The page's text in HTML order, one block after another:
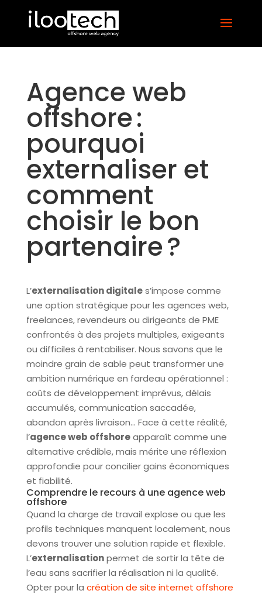
Agence web
offshore :
pourquoi
externaliser et
comment
choisir le bon
partenaire ?
L’externalisation digitales’impose comme
une option stratégique pour les agences web,
freelances, revendeurs ou dirigeants de PME
confrontés à des projets multiples, exigeants
ou difficiles à rentabiliser. Nous savons que le
moindre grain de sable peut transformer une
ambition numérique en fardeau opérationnel :
coûts de développement imprévus, délais
accumulés, communication saccadée,
abandon après livraison… Face à cette réalité,
l’agence web offshoreapparaît comme une
alternative crédible, mais mérite une réflexion
approfondie pour concilier gains économiques
et fiabilité.
Comprendre le recours à une agence web
offshore
Quand la charge de travail explose ou que les
profils techniques manquent localement, nous
devons trouver une solution rapide et flexible.
L’externalisationpermet de sortir la tête de
l’eau sans sacrifier la réalisation ni la qualité.
Opter pour la création de site internet offshore